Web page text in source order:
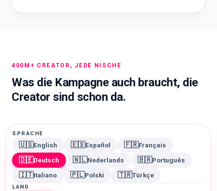
400M+ CREATOR, JEDE NISCHE
Was die Kampagne auch braucht, die
Creator sind schon da.
SPRACHE
🇺🇸English 🇪🇸Español 🇫🇷Français
🇩🇪Deutsch 🇳🇱Nederlands 🇧🇷Português
🇮🇹Italiano 🇵🇱Polski 🇹🇷Türkçe
LAND